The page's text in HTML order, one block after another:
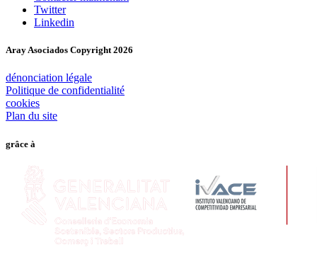
Twitter
Linkedin
Aray Asociados Copyright 2026
dénonciation légale
Politique de confidentialité
cookies
Plan du site
grâce à